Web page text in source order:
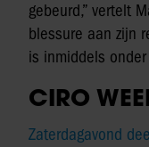
gebeurd,” vertelt
blessure aan zijn
is inmiddels
CIRO
Zaterdagavond